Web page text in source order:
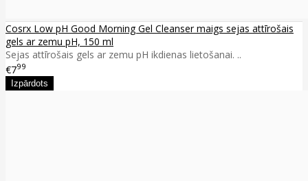
Cosrx Low pH Good Morning Gel Cleanser maigs sejas attīrošais
gels ar zemu pH, 150 ml
Sejas attīrošais gels ar zemu pH ikdienas lietošanai. ..
€799